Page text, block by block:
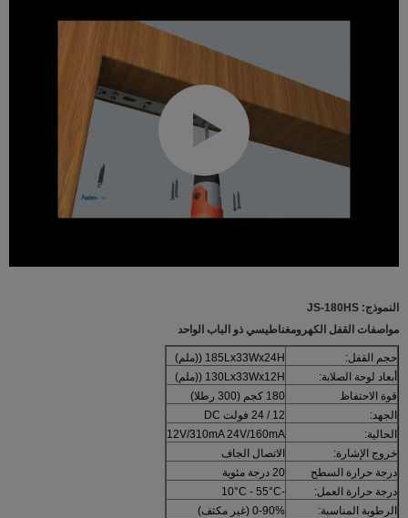
النموذج: JS-180HS
مواصفات القفل الكهرومغناطيسي ذو الباب الواحد
حجم القفل:
185Lx33Wx24H ((ملم)
أبعاد لوحة الصلابة:
130Lx33Wx12H ((ملم)
قوة الاحتفاظ
180 كجم (300 رطلا)
الجهد:
12 / 24 فولت DC
الحالية:
12V/310mA 24V/160mA
خروج الإشارة:
الاتصال الجاف
درجة حرارة السطح
20 درجة مئوية
درجة حرارة العمل:
-10°C - 55°C
الرطوبة المناسبة:
0-90% (غير مكثف)